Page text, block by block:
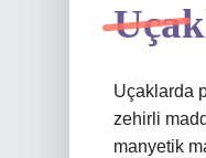
Uçaklarda
zehirli
manyetik